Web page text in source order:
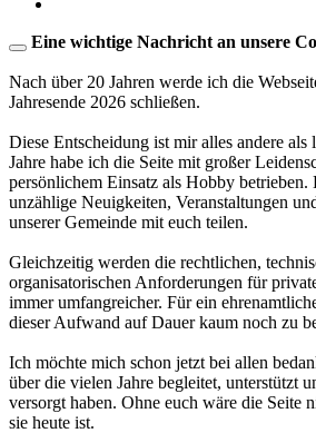
Eine wichtige Nachricht an unsere
Nach über 20 Jahren werde ich die
Jahresende 2026 schließen.
Diese Entscheidung ist mir alles andere
Jahre habe ich die Seite mit großer
persönlichem Einsatz als Hobby betrieben.
unzählige Neuigkeiten, Veranstaltungen
unserer Gemeinde mit euch teilen.
Gleichzeitig werden die rechtlichen,
organisatorischen Anforderungen für
immer umfangreicher. Für ein
dieser Aufwand auf Dauer kaum noch zu
Ich möchte mich schon jetzt bei allen
über die vielen Jahre begleitet, unterstützt
versorgt haben. Ohne euch wäre die Seite
sie heute ist.